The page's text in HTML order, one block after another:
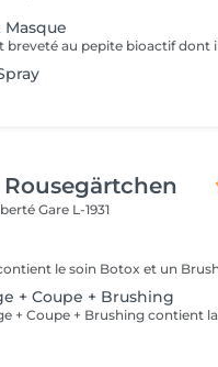
Masque
Rousegärtchen
Gare L-1931
+ Coupe + Brushing